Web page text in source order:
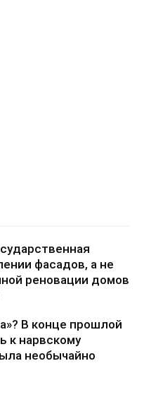
фасадов, а не
реновации домов
В конце прошлой
к нарвскому
необычайно